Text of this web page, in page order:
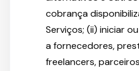
cobrança
Serviços; (ii) iniciar
a fornecedores,
freelancers,